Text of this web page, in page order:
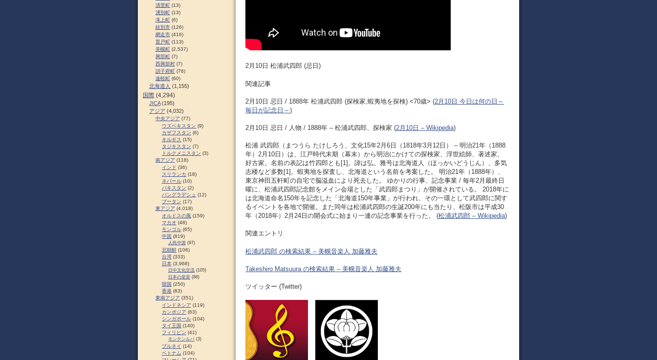
2月10日 松浦武四郎 (忌日)
関連記事
2月10日 忌日 / 1888年 松浦武四郎 (探検家,蝦夷地を探検) <70歳> (2月10日 今日は何の日～
毎日が記念日～ )
2月10日 忌日 / 人物 / 1888年 – 松浦武四郎、探検家 (2月10日 – Wikipedia)
松浦 武四郎（まつうら たけしろう、文化15年2月6日（1818年3月12日） – 明治21年（1888
年）2月10日）は、江戸時代末期（幕末）から明治にかけての探検家、浮世絵師、著述家、
好古家。名前の表記は竹四郎とも[1]。諱は弘。雅号は北海道人（ほっかいどうじん）、多気
志楼など多数[1]。蝦夷地を探査し、北海道という名前を考案した。 明治21年（1888年）、
東京神田五軒町の自宅で脳溢血により死去した。 ゆかりの行事、記念事業 / 毎年2月最終日
曜に、松浦武四郎記念館をメイン会場とした「武四郎まつり」が開催されている。 2018年に
は北海道命名150年を記念した「北海道150年事業」が行われ、その一環として武四郎に関す
るイベントを各地で開催。また同年は松浦武四郎の生誕200年にも当たり、松阪市は平成30
年（2018年）2月24日の開会式に始まり一連の記念事業を行った。 (松浦武四郎 – Wikipedia)
関連エントリ
松浦武四郎 の検索結果 – 美幌音楽人 加藤雅夫
Takeshiro Matsuura の検索結果 – 美幌音楽人 加藤雅夫
ツイッター (Twitter)
清里町 (13)
湧別町 (13)
滝上町 (6)
紋別市 (126)
網走市 (416)
置戸町 (113)
美幌町 (2,537)
興部町 (7)
西興部村 (7)
訓子府町 (76)
遠軽町 (60)
北海道人 (1,155)
国際 (4,294)
JICA(195)
アジア (4,032)
中央アジア (77)
ウズベキスタン (9)
カザフスタン (6)
キルギス (15)
タジキスタン (7)
トルクメニスタン (3)
南アジア (118)
インド (36)
スリランカ (18)
ネパール (10)
パキスタン (2)
バングラデシュ (12)
ブータン (17)
東アジア (4,018)
オルドスの風 (159)
マカオ (48)
モンゴル (65)
中国 (819)
人民中国 (97)
北朝鮮 (106)
台湾 (333)
日本 (3,968)
日中文化交流 (105)
日本の皇室 (88)
韓国 (250)
香港 (83)
東南アジア (351)
インドネシア (119)
カンボジア (63)
シンガポール (104)
タイ王国 (140)
フィリピン (41)
モンテンルパ (3)
ブルネイ (14)
ベトナム (104)